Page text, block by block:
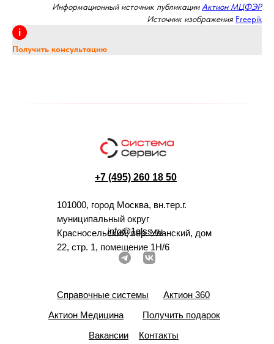
Информационный источник публикации Актион МЦФЭР
Источник изображения Freepik
Получить консультацию
+7 (495) 260 18 50
101000, город Москва, вн.тер.г.
муниципальный округ
Красносельский, пер. Уланский, дом
22, стр. 1, помещение 1Н/6
info@1glss.ru
Справочные системы
Актион 360
Актион Медицина
Получить подарок
Вакансии
Контакты